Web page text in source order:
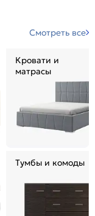
Смотреть все
Кровати и
матрасы
Тумбы и комоды